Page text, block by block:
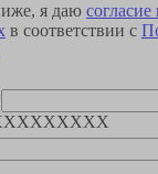
я даю
в соответствии с